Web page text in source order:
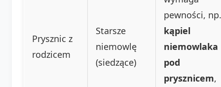
Prysznic z
rodzicem
Starsze
niemowlę
(siedzące)
pewności, np.
kąpiel
niemowlaka
pod
prysznicem,